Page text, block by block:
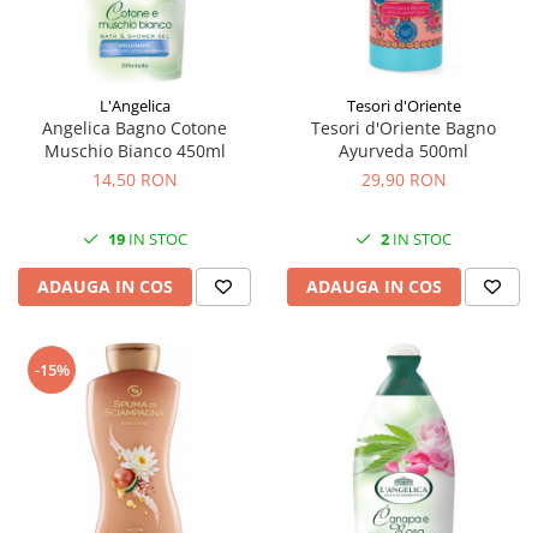
L'Angelica
Angelica Bagno Cotone
Muschio Bianco 450ml
14,50 RON
19IN STOC
ADAUGA IN COS
Tesori d'Oriente
Tesori d'Oriente Bagno
Ayurveda 500ml
29,90 RON
2 IN STOC
ADAUGA IN COS
-15%